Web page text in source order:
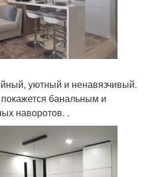
уютный и ненавязчивый.
банальным и
наворотов. .